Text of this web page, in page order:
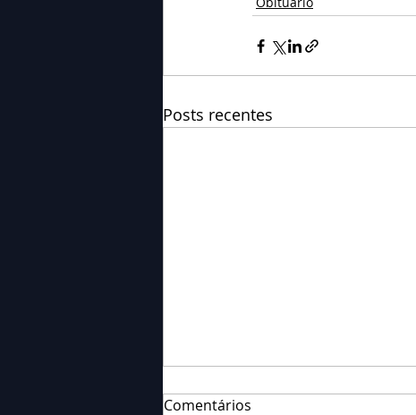
Posts recentes
Comentários